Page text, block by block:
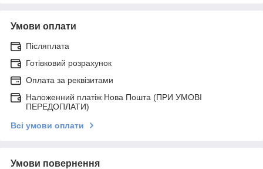
Умови оплати
Післяплата
Готівковий розрахунок
Оплата за реквізитами
Наложенний платіж Нова Пошта (ПРИ УМОВІ
ПЕРЕДОПЛАТИ)
Всі умови оплати
Умови повернення